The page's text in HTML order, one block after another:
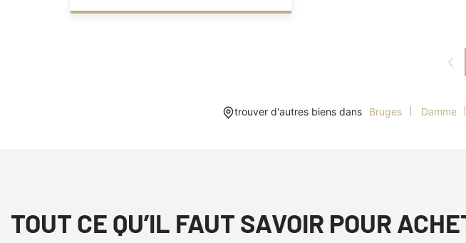
trouver d'autres biens dans Bruges Damme
TOUT CE QU’IL FAUT SAVOIR POUR